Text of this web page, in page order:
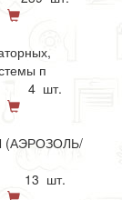
п
4 шт.
(АЭРОЗОЛЬ/
13 шт.